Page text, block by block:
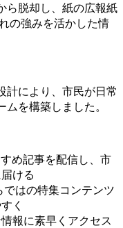
ら脱却し、紙の広報紙
の強みを活かした情
計により、市民が日常
を構築しました。
すめ記事を配信し、市
ける
ではの特集コンテンツ
く
報に素早くアクセス